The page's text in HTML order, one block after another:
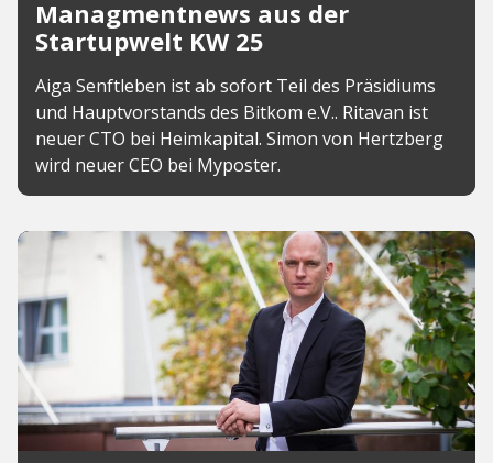
Managmentnews aus der
Startupwelt KW 25
Aiga Senftleben ist ab sofort Teil des Präsidiums
und Hauptvorstands des Bitkom e.V.. Ritavan ist
neuer CTO bei Heimkapital. Simon von Hertzberg
wird neuer CEO bei Myposter.